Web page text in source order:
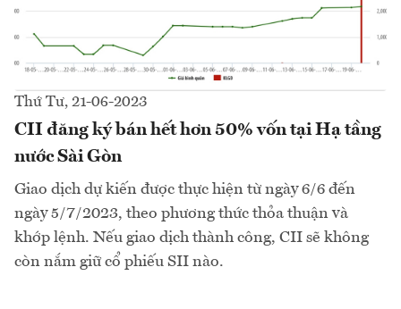
Thứ Tư, 21-06-2023
CII đăng ký bán hết hơn 50% vốn tại Hạ tầng
nước Sài Gòn
Giao dịch dự kiến được thực hiện từ ngày 6/6 đến
ngày 5/7/2023, theo phương thức thỏa thuận và
khớp lệnh. Nếu giao dịch thành công, CII sẽ không
còn nắm giữ cổ phiếu SII nào.